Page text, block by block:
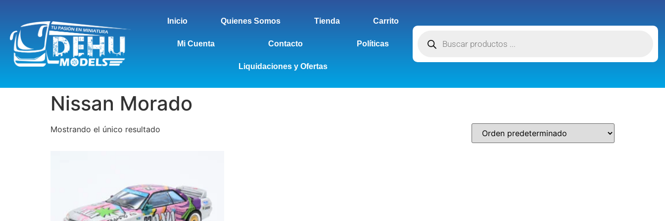
Inicio Quienes Somos Tienda Carrito
Mi Cuenta Contacto Políticas
Liquidaciones y Ofertas
Nissan Morado
Mostrando el único resultado